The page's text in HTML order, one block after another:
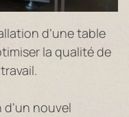
d’une table
la qualité de
nouvel